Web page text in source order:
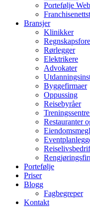
Portefølje
Bransjer
Klinikker
Rørlegger
Elektrikere
Advokater
Byggefirmaer
Oppussing
Reisebyråer
Restauranter
Portefølje
Priser
Blogg
Fagbegreper
Kontakt